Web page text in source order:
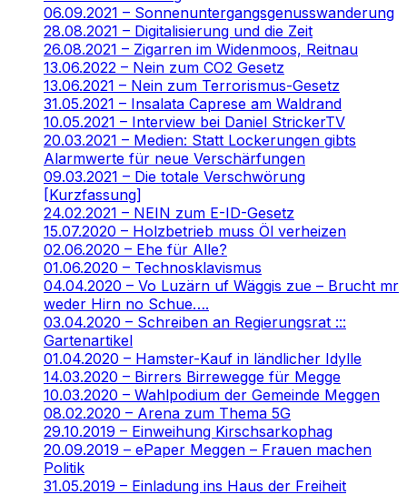
06.09.2021 – Sonnenuntergangsgenusswanderung
28.08.2021 – Digitalisierung und die Zeit
26.08.2021 – Zigarren im Widenmoos, Reitnau
13.06.2022 – Nein zum CO2 Gesetz
13.06.2021 – Nein zum Terrorismus-Gesetz
31.05.2021 – Insalata Caprese am Waldrand
10.05.2021 – Interview bei Daniel StrickerTV
20.03.2021 – Medien: Statt Lockerungen gibts
Alarmwerte für neue Verschärfungen
09.03.2021 – Die totale Verschwörung
[Kurzfassung]
24.02.2021 – NEIN zum E-ID-Gesetz
15.07.2020 – Holzbetrieb muss Öl verheizen
02.06.2020 – Ehe für Alle?
01.06.2020 – Technosklavismus
04.04.2020 – Vo Luzärn uf Wäggis zue – Brucht mr
weder Hirn no Schue….
03.04.2020 – Schreiben an Regierungsrat :::
Gartenartikel
01.04.2020 – Hamster-Kauf in ländlicher Idylle
14.03.2020 – Birrers Birrewegge für Megge
10.03.2020 – Wahlpodium der Gemeinde Meggen
08.02.2020 – Arena zum Thema 5G
29.10.2019 – Einweihung Kirschsarkophag
20.09.2019 – ePaper Meggen – Frauen machen
Politik
31.05.2019 – Einladung ins Haus der Freiheit